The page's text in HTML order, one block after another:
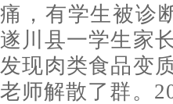
痛，有学生被诊
遂川县一学生家
发现肉类食品变
老师解散了群。